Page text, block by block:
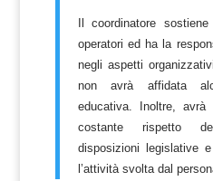
Il coordinatore
operatori ed ha la
negli aspetti
non avrà affidata
educativa. Inoltre,
costante rispetto
disposizioni legislative
l’attività svolta dal